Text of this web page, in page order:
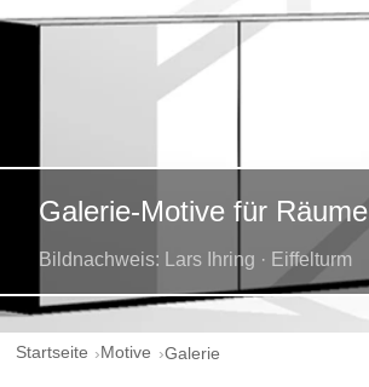
Galerie-Motive für Räume
Bildnachweis: Lars Ihring · Eiffelturm
Startseite Motive Galerie